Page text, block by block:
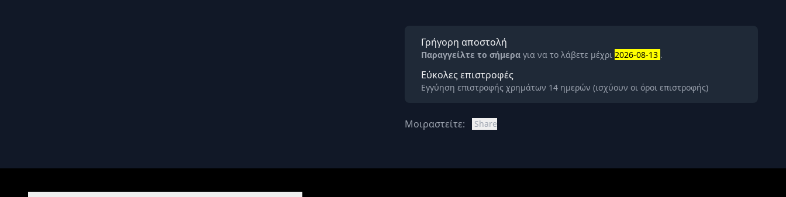
Γρήγορη αποστολή
Παραγγείλτε το σήμερα για να το λάβετε μέχρι 2026-08-13 .
Εύκολες επιστροφές
Εγγύηση επιστροφής χρημάτων 14 ημερών (ισχύουν οι όροι επιστροφής)
Μοιραστείτε: Share